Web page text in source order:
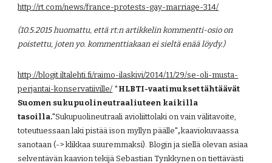
http://rt.com/news/france-protests-gay-marriage-314/
(10.5.2015 huomattu, että rt:n artikkelin kommentti-osio on
poistettu, joten yo. kommenttiakaan ei sieltä enää löydy.)
http://blogit.iltalehti.fi/raimo-ilaskivi/2014/11/29/se-oli-musta-
perjantai-konservatiiville/ *HLBTI-vaatimukset tähtäävät
Suomen sukupuolineutraaliuteen kaikilla
tasoilla."Sukupuolineutraali avioliittolaki on vain välitavoite,
toteutuessaan laki pistää ison myllyn päälle", kaaviokuvaassa
sanotaan (-> klikkaa suuremmaksi). Blogin ja siellä olevan asiaa
selventävän kaavion tekijä Sebastian Tynkkynenon tiettävästi